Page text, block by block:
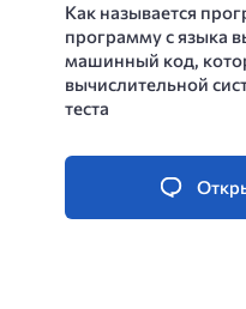
Как называется
программу с языка
машинный код,
вычислительной
теста